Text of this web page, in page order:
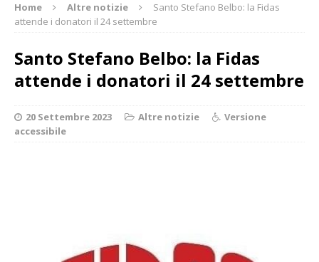
Home Altre notizie
Santo Stefano Belbo: la Fidas
attende i donatori il 24 settembre
Santo Stefano Belbo: la Fidas
attende i donatori il 24 settembre
20 Settembre 2023 Altre notizie
Versione
accessibile